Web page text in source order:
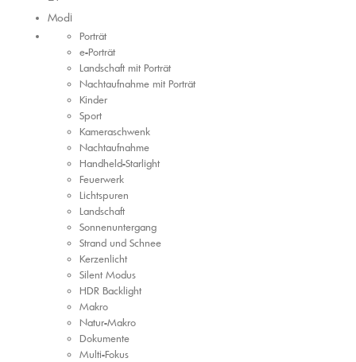
Modi
Porträt
e-Porträt
Landschaft mit Porträt
Nachtaufnahme mit Porträt
Kinder
Sport
Kameraschwenk
Nachtaufnahme
Handheld-Starlight
Feuerwerk
Lichtspuren
Landschaft
Sonnenuntergang
Strand und Schnee
Kerzenlicht
Silent Modus
HDR Backlight
Makro
Natur-Makro
Dokumente
Multi-Fokus